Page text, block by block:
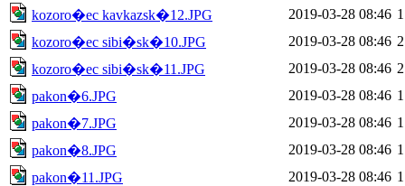
kozoro�ec kavkazsk�12.JPG
2019-03-28 08:46
kozoro�ec sibi�sk�10.JPG
2019-03-28 08:46
kozoro�ec sibi�sk�11.JPG
2019-03-28 08:46
pakon�6.JPG
2019-03-28 08:46
pakon�7.JPG
2019-03-28 08:46
pakon�8.JPG
2019-03-28 08:46
pakon�11.JPG
2019-03-28 08:46